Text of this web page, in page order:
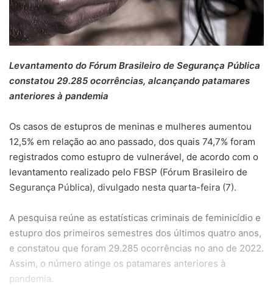
Levantamento do Fórum Brasileiro de Segurança Pública
constatou 29.285 ocorrências, alcançando patamares
anteriores à pandemia
Os casos de estupros de meninas e mulheres aumentou
12,5% em relação ao ano passado, dos quais 74,7% foram
registrados como estupro de vulnerável, de acordo com o
levantamento realizado pelo FBSP (Fórum Brasileiro de
Segurança Pública), divulgado nesta quarta-feira (7).
A pesquisa reúne as estatísticas criminais de feminicídio e
estupro dos primeiros semestres dos últimos quatro anos,
e constatou que foram 29.285 ocorrências no ano de 2022.
Assim, o número atinge os patamares anteriores à
pandemia.